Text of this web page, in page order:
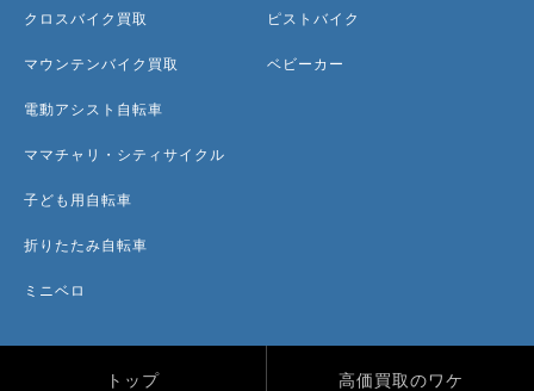
クロスバイク買取
マウンテンバイク買取
電動アシスト自転車
ママチャリ・シティサイクル
子ども用自転車
折りたたみ自転車
ミニベロ
ピストバイク
ベビーカー
トップ 高価買取のワケ